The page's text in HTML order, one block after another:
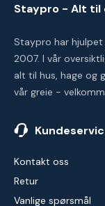
Staypro - Alt til
Staypro har
2007. I vår
alt til hus, hage og
vår greie -
Kontakt oss
Retur
Vanlige spørsmål